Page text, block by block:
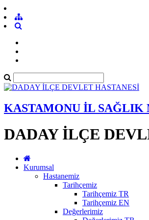
KASTAMONU İL SAĞLIK
DADAY İLÇE
Kurumsal
Hastanemiz
Tarihçemiz
Tarihçemiz TR
Tarihçemiz EN
Değerlerimiz